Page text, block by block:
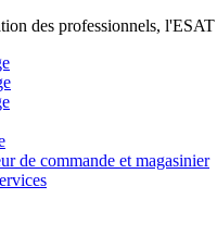
des professionnels,
de commande et magasinier